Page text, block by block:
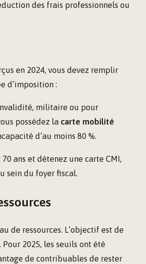
des frais professionnels ou
en 2024, vous devez remplir
d’imposition :
militaire ou pour
possédez la carte mobilité
d’au moins 80 %.
ans et détenez une carte CMI,
sein du foyer fiscal.
de ressources. L’objectif est de
2025, les seuils ont été
de contribuables de rester